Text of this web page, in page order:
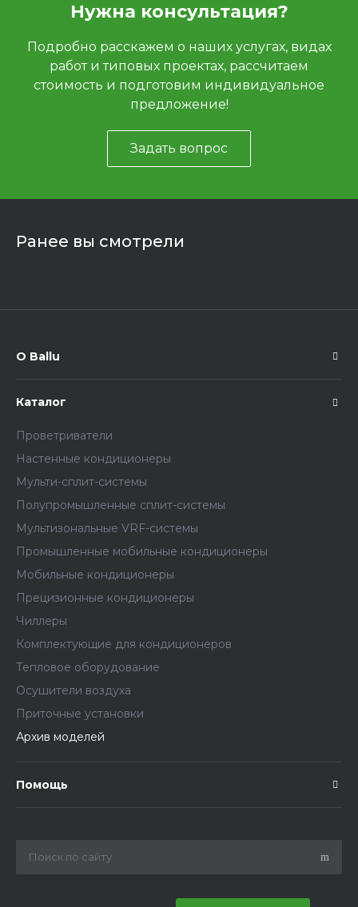
Нужна консультация?
Подробно расскажем о наших услугах, видах
работ и типовых проектах, рассчитаем
стоимость и подготовим индивидуальное
предложение!
Задать вопрос
Ранее вы смотрели
О Ballu
Каталог
Проветриватели
Настенные кондиционеры
Мульти-сплит-системы
Полупромышленные сплит-системы
Мультизональные VRF-системы
Промышленные мобильные кондиционеры
Мобильные кондиционеры
Прецизионные кондиционеры
Чиллеры
Комплектующие для кондиционеров
Тепловое оборудование
Осушители воздуха
Приточные установки
Архив моделей
Помощь